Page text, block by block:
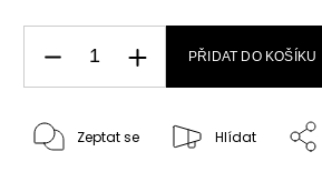
PŘIDAT DO KOŠÍKU
Zeptat se Hlídat